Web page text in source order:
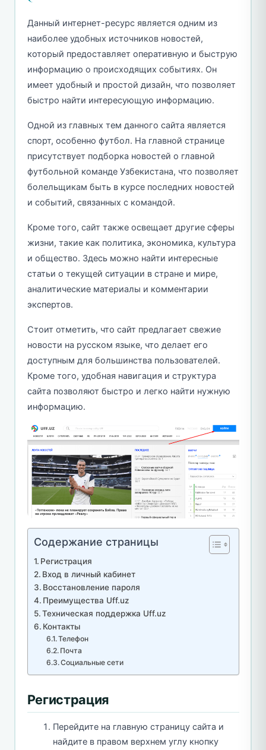
Данный интернет-ресурс является одним из
наиболее удобных источников новостей,
который предоставляет оперативную и быструю
информацию о происходящих событиях. Он
имеет удобный и простой дизайн, что позволяет
быстро найти интересующую информацию.
Одной из главных тем данного сайта является
спорт, особенно футбол. На главной странице
присутствует подборка новостей о главной
футбольной команде Узбекистана, что позволяет
болельщикам быть в курсе последних новостей
и событий, связанных с командой.
Кроме того, сайт также освещает другие сферы
жизни, такие как политика, экономика, культура
и общество. Здесь можно найти интересные
статьи о текущей ситуации в стране и мире,
аналитические материалы и комментарии
экспертов.
Стоит отметить, что сайт предлагает свежие
новости на русском языке, что делает его
доступным для большинства пользователей.
Кроме того, удобная навигация и структура
сайта позволяют быстро и легко найти нужную
информацию.
Содержание страницы
Регистрация
Вход в личный кабинет
Восстановление пароля
Преимущества Uff.uz
Техническая поддержка Uff.uz
Контакты
Телефон
Почта
Социальные сети
Регистрация
Перейдите на главную страницу сайта и
найдите в правом верхнем углу кнопку